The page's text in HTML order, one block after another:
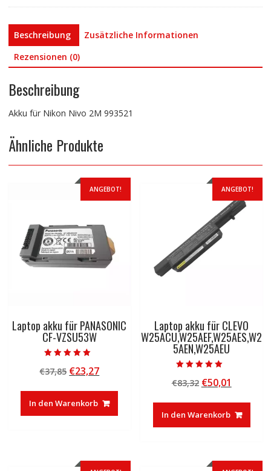
Beschreibung
Zusätzliche Informationen
Rezensionen (0)
Beschreibung
Akku für Nikon Nivo 2M 993521
Ähnliche Produkte
ANGEBOT!
Laptop akku für PANASONIC
CF-VZSU53W
5.00
von 5
€37,85 Ursprünglicher
war:
€37,85
€23,27Aktueller
ist:
€23,27.
In den Warenkorb
ANGEBOT!
Laptop akku für CLEVO
W25ACU,W25AEF,W25AES,W2
5AEN,W25AEU
5.00
von 5
€83,32 Ursprünglicher
war:
€83,32
€50,01
ist:
€50,01.
In den Warenkorb